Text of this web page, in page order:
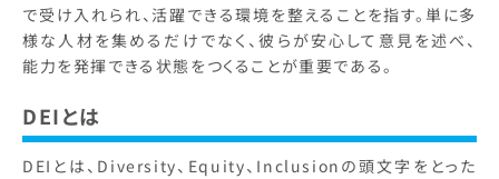
で受け入れられ、活躍できる環境を整えることを指す。単に多
様な人材を集めるだけでなく、彼らが安心して意見を述べ、
能力を発揮できる状態をつくることが重要である。
DEIとは
DEIとは、Diversity、Equity、Inclusionの頭文字をとった